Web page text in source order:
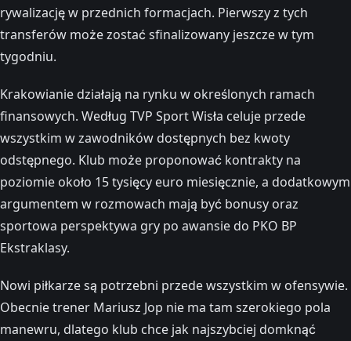
rywalizację w przednich formacjach. Pierwszy z tych
transferów może zostać sfinalizowany jeszcze w tym
tygodniu.
Krakowianie działają na rynku w określonych ramach
finansowych. Według TVP Sport Wisła celuje przede
wszystkim w zawodników dostępnych bez kwoty
odstępnego. Klub może proponować kontrakty na
poziomie około 15 tysięcy euro miesięcznie, a dodatkowym
argumentem w rozmowach mają być bonusy oraz
sportowa perspektywa gry po awansie do PKO BP
Ekstraklasy.
Nowi piłkarze są potrzebni przede wszystkim w ofensywie.
Obecnie trener Mariusz Jop nie ma tam szerokiego pola
manewru, dlatego klub chce jak najszybciej domknąć